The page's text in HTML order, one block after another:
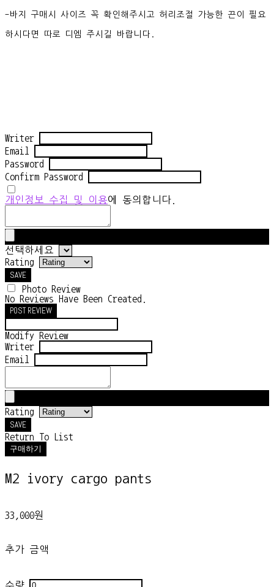
-바지 구매시 사이즈 꼭 확인해주시고 허리조절 가능한 끈이 필요
하시다면 따로 디엠 주시길 바랍니다.
Writer
Email
Password
Confirm Password
개인정보 수집 및 이용에 동의합니다.
선택하세요
Rating
SAVE
Photo Review
No Reviews Have Been Created.
POST REVIEW
Modify Review
Writer
Email
Rating
SAVE
Return To List
구매하기
M2 ivory cargo pants
33,000원
추가 금액